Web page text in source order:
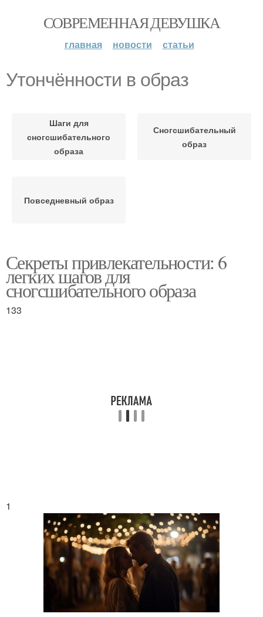
СОВРЕМЕННАЯ ДЕВУШКА
главная новости статьи
Утончённости в образ
Шаги для
сногсшибательного
образа
Сногсшибательный
образ
Повседневный образ
Секреты привлекательности: 6
легких шагов для
сногсшибательного образа
133
1